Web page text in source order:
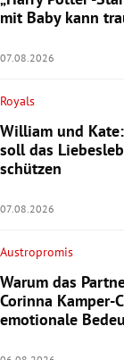
mit Baby kann
07.08.2026
Royals
William und
soll das
schützen
07.08.2026
Austropromis
Warum das
Corinna Kamper-
emotionale